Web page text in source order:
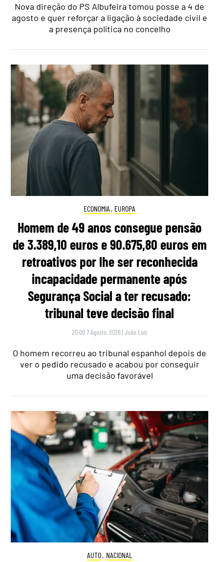
Nova direção do PS Albufeira tomou posse a 4 de
agosto e quer reforçar a ligação à sociedade civil e
a presença política no concelho
ECONOMIA , EUROPA
Homem de 49 anos consegue pensão
de 3.389,10 euros e 90.675,80 euros em
retroativos por lhe ser reconhecida
incapacidade permanente após
Segurança Social a ter recusado:
tribunal teve decisão final
20:00 7 Agosto, 2026 |João Luís
O homem recorreu ao tribunal espanhol depois de
ver o pedido recusado e acabou por conseguir
uma decisão favorável
AUTO, NACIONAL